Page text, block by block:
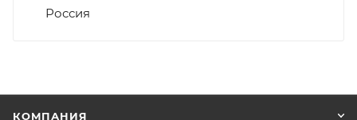
Россия
КОМПАНИЯ